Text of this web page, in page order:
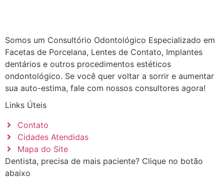
Somos um Consultório Odontológico Especializado em
Facetas de Porcelana, Lentes de Contato, Implantes
dentários e outros procedimentos estéticos
ondontológico. Se você quer voltar a sorrir e aumentar
sua auto-estima, fale com nossos consultores agora!
Links Úteis
Contato
Cidades Atendidas
Mapa do Site
Dentista, precisa de mais paciente? Clique no botão
abaixo